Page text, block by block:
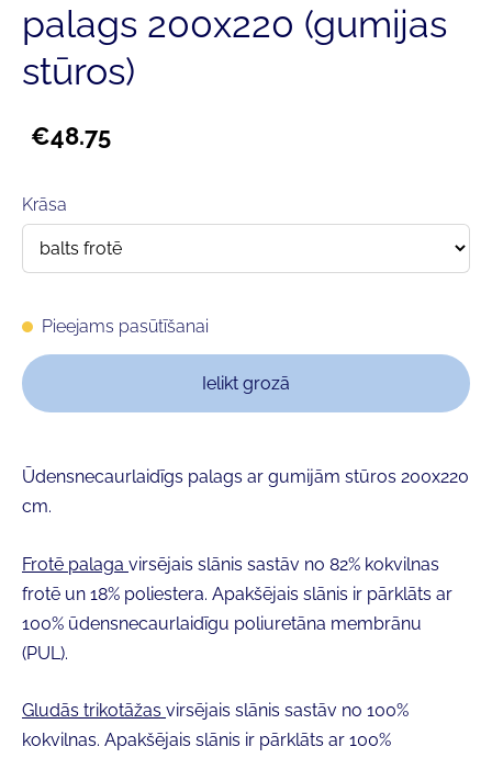
palags 200x220 (gumijas
stūros)
€48.75
Krāsa
Pieejams pasūtīšanai
Ielikt grozā
Ūdensnecaurlaidīgs palags ar gumijām stūros 200x220
cm.
Frotē palaga virsējais slānis sastāv no 82% kokvilnas
frotē un 18% poliestera. Apakšējais slānis ir pārklāts ar
100% ūdensnecaurlaidīgu poliuretāna membrānu
(PUL).
Gludās trikotāžas virsējais slānis sastāv no 100%
kokvilnas. Apakšējais slānis ir pārklāts ar 100%